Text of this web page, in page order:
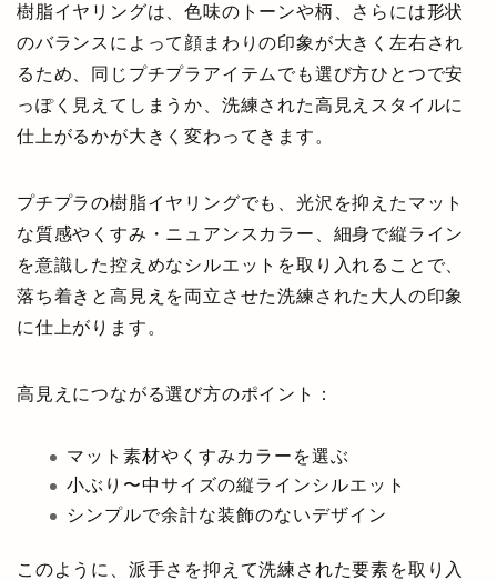
樹脂イヤリングは、色味のトーンや柄、さらには形状
のバランスによって顔まわりの印象が大きく左右され
るため、同じプチプラアイテムでも選び方ひとつで安
っぽく見えてしまうか、洗練された高見えスタイルに
仕上がるかが大きく変わってきます。
プチプラの樹脂イヤリングでも、光沢を抑えたマット
な質感やくすみ・ニュアンスカラー、細身で縦ライン
を意識した控えめなシルエットを取り入れることで、
落ち着きと高見えを両立させた洗練された大人の印象
に仕上がります。
高見えにつながる選び方のポイント：
マット素材やくすみカラーを選ぶ
小ぶり〜中サイズの縦ラインシルエット
シンプルで余計な装飾のないデザイン
このように、派手さを抑えて洗練された要素を取り入